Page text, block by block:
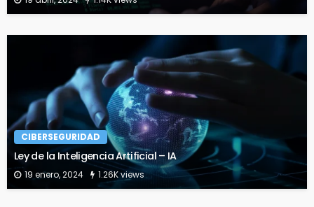
CIBERSEGURIDAD
Ley de la Inteligencia Artificial – IA
19 enero, 2024 1.26K views